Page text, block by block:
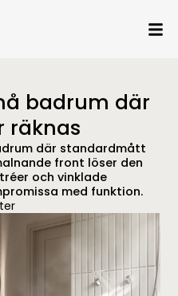
badrum där
räknas
där standardmått
front löser den
och vinklade
med funktion.